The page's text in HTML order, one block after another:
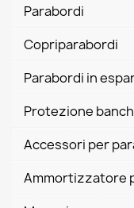
Parabordi
Copriparabordi
Parabordi in
Protezione
Accessori per
Ammortizzatore